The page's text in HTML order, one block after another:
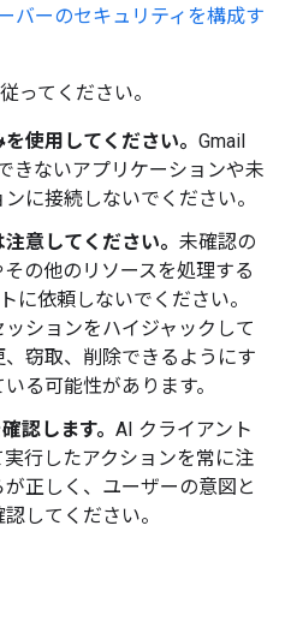
バーのセキュリティを構成す
ってください。
使用してください。 Gmail
きないアプリケーションや未
に接続しないでください。
意してください。 未確認の
の他のリソースを処理する
に依頼しないでください。
ションをハイジャックして
窃取、削除できるようにす
る可能性があります。
認します。 AI クライアント
行したアクションを常に注
正しく、ユーザーの意図と
してください。